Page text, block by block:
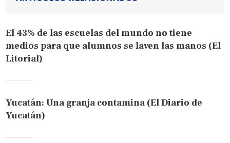
El 43% de las escuelas del mundo no tiene
medios para que alumnos se laven las manos (El
Litorial)
Yucatán: Una granja contamina (El Diario de
Yucatán)